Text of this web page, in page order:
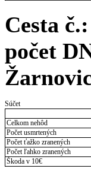
Cesta
počet
Súčet
Celkom nehôd
Počet usmrtených
Počet ťažko zranených
Počet ľahko zranených
Škoda v 10€